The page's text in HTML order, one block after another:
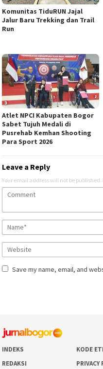
Komunitas TiduRUN Jajal
Jalur Baru Trekking dan Trail
Run
Atlet NPCI Kabupaten Bogor
Sabet Tujuh Medali di
Pusrehab Kemhan Shooting
Para Sport 2026
Leave a Reply
Your email address will not be published.
Save my name, email, and
INDEKS KODE
REDAKSI
PRIVACY